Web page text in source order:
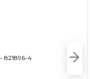
821896-4